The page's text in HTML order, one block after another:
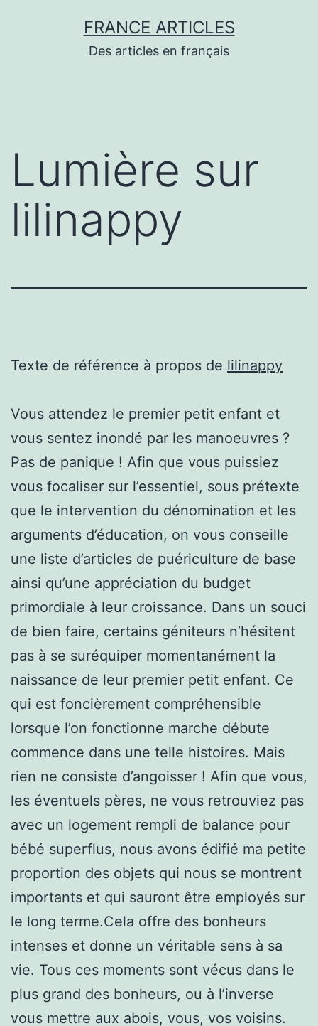
FRANCE ARTICLES
Des articles en français
Lumière sur
lilinappy
Texte de référence à propos de lilinappy
Vous attendez le premier petit enfant et
vous sentez inondé par les manoeuvres ?
Pas de panique ! Afin que vous puissiez
vous focaliser sur l’essentiel, sous prétexte
que le intervention du dénomination et les
arguments d’éducation, on vous conseille
une liste d’articles de puériculture de base
ainsi qu’une appréciation du budget
primordiale à leur croissance. Dans un souci
de bien faire, certains géniteurs n’hésitent
pas à se suréquiper momentanément la
naissance de leur premier petit enfant. Ce
qui est foncièrement compréhensible
lorsque l’on fonctionne marche débute
commence dans une telle histoires. Mais
rien ne consiste d’angoisser ! Afin que vous,
les éventuels pères, ne vous retrouviez pas
avec un logement rempli de balance pour
bébé superflus, nous avons édifié ma petite
proportion des objets qui nous se montrent
importants et qui sauront être employés sur
le long terme.Cela offre des bonheurs
intenses et donne un véritable sens à sa
vie. Tous ces moments sont vécus dans le
plus grand des bonheurs, ou à l’inverse
vous mettre aux abois, vous, vos voisins.